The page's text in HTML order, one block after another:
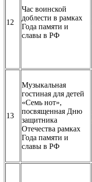
12
Час воинской
доблести в рамках
Года памяти и
славы в РФ
13
Музыкальная
гостиная для детей
«Семь нот»,
посвященная Дню
защитника
Отечества рамках
Года памяти и
славы в РФ